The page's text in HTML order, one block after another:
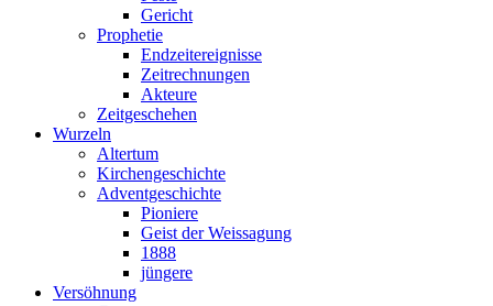
Gericht
Prophetie
Endzeitereignisse
Zeitrechnungen
Akteure
Zeitgeschehen
Wurzeln
Altertum
Kirchengeschichte
Adventgeschichte
Pioniere
Geist der Weissagung
1888
jüngere
Versöhnung